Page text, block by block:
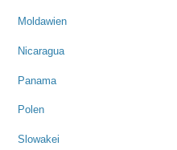
Moldawien
Nicaragua
Panama
Polen
Slowakei